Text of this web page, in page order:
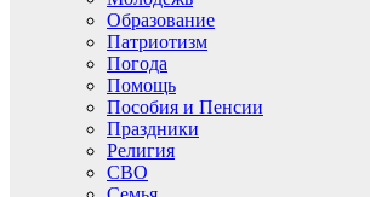
Образование
Патриотизм
Погода
Помощь
Пособия и Пенсии
Праздники
Религия
СВО